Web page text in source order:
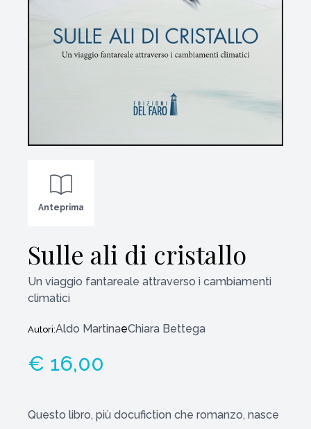
Anteprima
Sulle ali di cristallo
Un viaggio fantareale attraverso i cambiamenti
climatici
Autori:Aldo MartinaeChiara Bettega
€ 16,00
Questo libro, più docufiction che romanzo, nasce